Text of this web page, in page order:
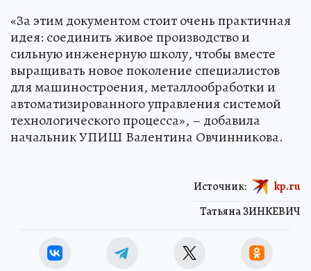
«За этим документом стоит очень практичная
идея: соединить живое производство и
сильную инженерную школу, чтобы вместе
выращивать новое поколение специалистов
для машиностроения, металлообработки и
автоматизированного управления системой
технологического процесса», – добавила
начальник УПИШ Валентина Овчинникова.
Татьяна ЗИНКЕВИЧ
Источник: kp.ru